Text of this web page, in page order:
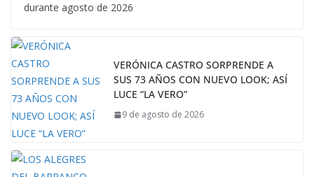
durante agosto de 2026
VERÓNICA CASTRO SORPRENDE A
SUS 73 AÑOS CON NUEVO LOOK; ASÍ
LUCE “LA VERO”
9 de agosto de 2026